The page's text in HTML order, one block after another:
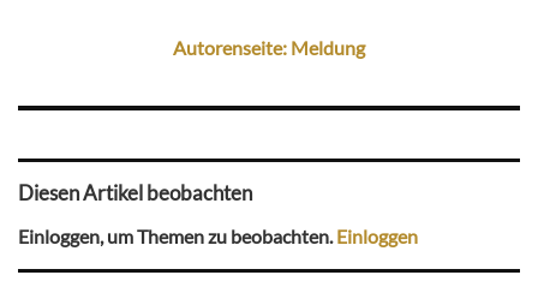
Autorenseite: Meldung
Diesen Artikel beobachten
Einloggen, um Themen zu beobachten.Einloggen